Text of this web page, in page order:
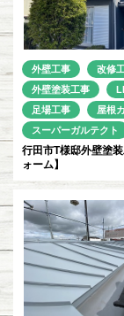
外壁工事
改修
外壁塗装工事
足場工事
屋根
スーパーガルテクト
行田市T様邸外壁塗
ォーム】